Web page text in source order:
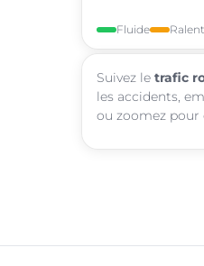
Fluide
Suivez le trafic
les accidents,
ou zoomez pour